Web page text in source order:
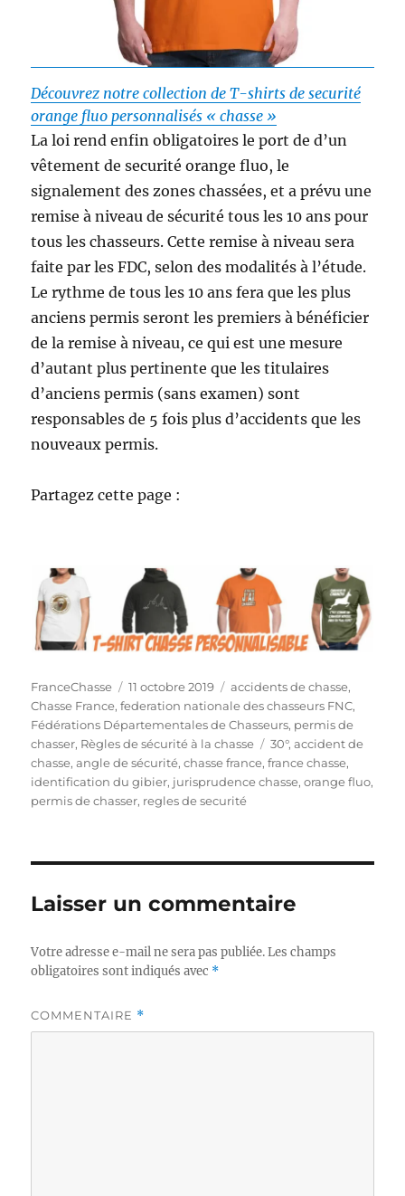
Découvrez notre collection de T-shirts de securité
orange fluo personnalisés « chasse »
La loi rend enfin obligatoires le port de d’un
vêtement de securité orange fluo, le
signalement des zones chassées, et a prévu une
remise à niveau de sécurité tous les 10 ans pour
tous les chasseurs. Cette remise à niveau sera
faite par les FDC, selon des modalités à l’étude.
Le rythme de tous les 10 ans fera que les plus
anciens permis seront les premiers à bénéficier
de la remise à niveau, ce qui est une mesure
d’autant plus pertinente que les titulaires
d’anciens permis (sans examen) sont
responsables de 5 fois plus d’accidents que les
nouveaux permis.
Partagez cette page :
A
u
t
e
u
r
FranceChasse
P
u
b
l
i
é
l
11 octobre 2019
C
a
t
é
g
o
r
accidents de chasse,
Chasse France,federation nationale des chasseurs FNC,
Fédérations Départementales de Chasseurs, permis de
chasser, Règles de sécurité à la chasse
É
t
i
e
s
30°,accident de
chasse,angle de sécurité,chasse france,france chasse,
identification du gibier, jurisprudence chasse,orange fluo,
permis de chasser, regles de securité
Laisser un commentaire
Votre adresse e-mail ne sera pas publiée. Les champs
obligatoires sont indiqués avec *
COMMENTAIRE *